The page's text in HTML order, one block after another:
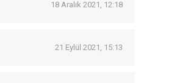
18 Aralık 2021, 12:18
21 Eylül 2021, 15:13